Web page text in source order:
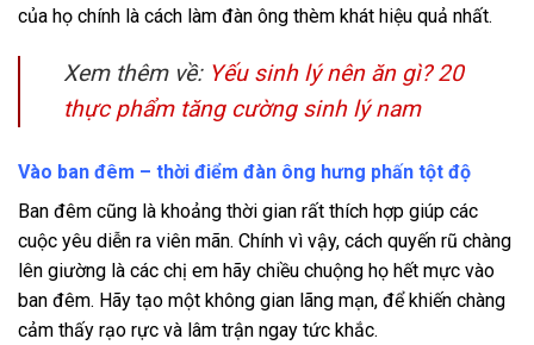
của họ chính là cách làm đàn ông thèm khát hiệu quả nhất.
Xem thêm về: Yếu sinh lý nên ăn gì? 20
thực phẩm tăng cường sinh lý nam
Vào ban đêm – thời điểm đàn ông hưng phấn tột độ
Ban đêm cũng là khoảng thời gian rất thích hợp giúp các
cuộc yêu diễn ra viên mãn. Chính vì vậy, cách quyến rũ chàng
lên giường là các chị em hãy chiều chuộng họ hết mực vào
ban đêm. Hãy tạo một không gian lãng mạn, để khiến chàng
cảm thấy rạo rực và lâm trận ngay tức khắc.